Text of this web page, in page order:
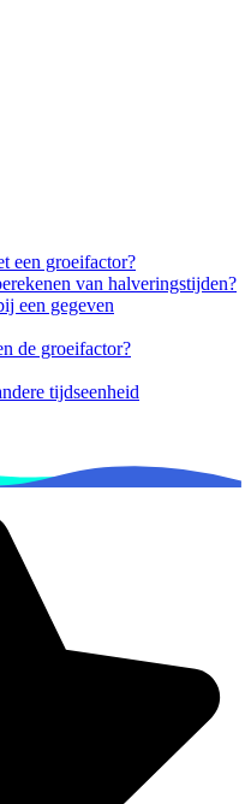
een groeifactor?
van halveringstijden?
een gegeven
de groeifactor?
tijdseenheid